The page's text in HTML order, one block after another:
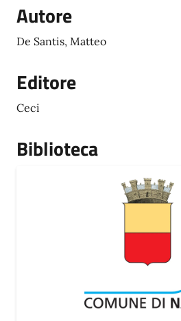
Autore
De Santis, Matteo
Editore
Ceci
Biblioteca